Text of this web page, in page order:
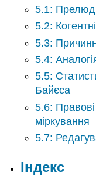
5.1:
5.2:
5.3:
5.4:
5.5:
Байєса
5.6:
міркування
5.7:
Індекс